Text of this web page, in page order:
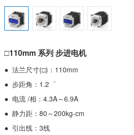
□110mm 系列 步进电机
● 法兰尺寸(□)：110mm
● 步距角：1.2゜
● 电流 /相：4.3A～6.9A
● 静力距：80～200kg-cm
● 引出线：3线